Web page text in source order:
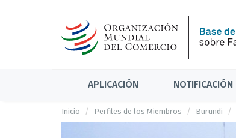
APLICACIÓN NOTIFICACIÓN
Inicio Perfiles de los Miembros Burundi